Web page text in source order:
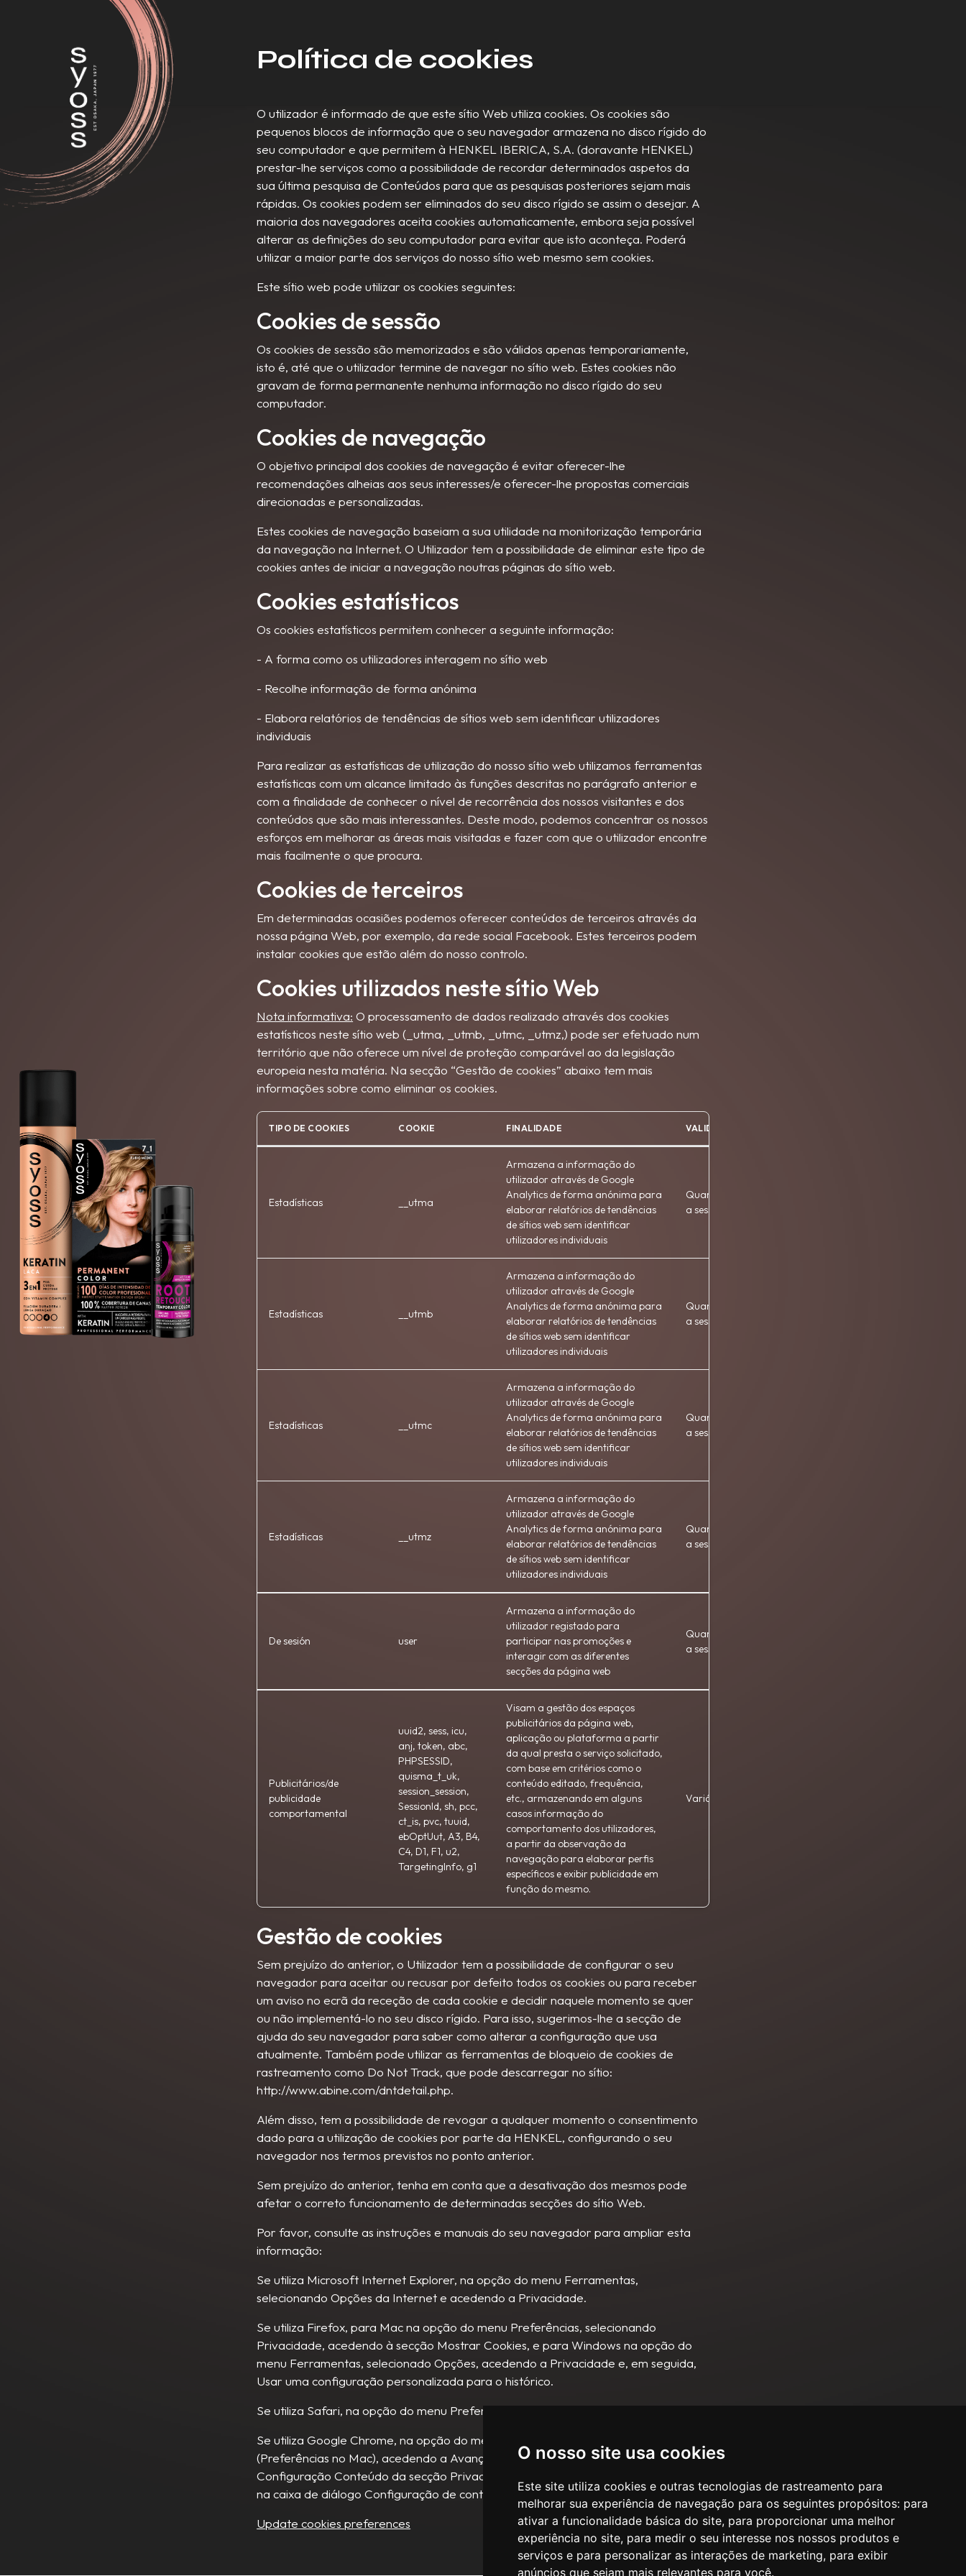
O nosso site usa cookies
Este site utiliza cookies e outras tecnologias de rastreamento para
melhorar sua experiência de navegação para os seguintes propósitos: para
ativar a funcionalidade básica do site, para proporcionar uma melhor
experiência no site, para medir o seu interesse nos nossos produtos e
serviços e para personalizar as interações de marketing, para exibir
anúncios que sejam mais relevantes para você.
Política de cookies
O utilizador é informado de que este sítio Web utiliza cookies. Os cookies são
pequenos blocos de informação que o seu navegador armazena no disco rígido do
seu computador e que permitem à HENKEL IBERICA, S.A. (doravante HENKEL)
prestar-lhe serviços como a possibilidade de recordar determinados aspetos da
sua última pesquisa de Conteúdos para que as pesquisas posteriores sejam mais
rápidas. Os cookies podem ser eliminados do seu disco rígido se assim o desejar. A
maioria dos navegadores aceita cookies automaticamente, embora seja possível
alterar as definições do seu computador para evitar que isto aconteça. Poderá
utilizar a maior parte dos serviços do nosso sítio web mesmo sem cookies.
Este sítio web pode utilizar os cookies seguintes:
Cookies de sessão
Os cookies de sessão são memorizados e são válidos apenas temporariamente,
isto é, até que o utilizador termine de navegar no sítio web. Estes cookies não
gravam de forma permanente nenhuma informação no disco rígido do seu
computador.
Cookies de navegação
O objetivo principal dos cookies de navegação é evitar oferecer-lhe
recomendações alheias aos seus interesses/e oferecer-lhe propostas comerciais
direcionadas e personalizadas.
Estes cookies de navegação baseiam a sua utilidade na monitorização temporária
da navegação na Internet. O Utilizador tem a possibilidade de eliminar este tipo de
cookies antes de iniciar a navegação noutras páginas do sítio web.
Cookies estatísticos
Os cookies estatísticos permitem conhecer a seguinte informação:
- A forma como os utilizadores interagem no sítio web
- Recolhe informação de forma anónima
- Elabora relatórios de tendências de sítios web sem identificar utilizadores
individuais
Para realizar as estatísticas de utilização do nosso sítio web utilizamos ferramentas
estatísticas com um alcance limitado às funções descritas no parágrafo anterior e
com a finalidade de conhecer o nível de recorrência dos nossos visitantes e dos
conteúdos que são mais interessantes. Deste modo, podemos concentrar os nossos
esforços em melhorar as áreas mais visitadas e fazer com que o utilizador encontre
mais facilmente o que procura.
Cookies de terceiros
Em determinadas ocasiões podemos oferecer conteúdos de terceiros através da
nossa página Web, por exemplo, da rede social Facebook. Estes terceiros podem
instalar cookies que estão além do nosso controlo.
Cookies utilizados neste sítio Web
Nota informativa: O processamento de dados realizado através dos cookies
estatísticos neste sítio web (_utma, _utmb, _utmc, _utmz,) pode ser efetuado num
território que não oferece um nível de proteção comparável ao da legislação
europeia nesta matéria. Na secção “Gestão de cookies” abaixo tem mais
informações sobre como eliminar os cookies.
TIPO DE COOKIES COOKIE FINALIDADE VALIDADE
Estadísticas __utma
Armazena a informação do
utilizador através de Google
Analytics de forma anónima para
elaborar relatórios de tendências
de sítios web sem identificar
utilizadores individuais
Quando termina
a sessão
Estadísticas __utmb
Armazena a informação do
utilizador através de Google
Analytics de forma anónima para
elaborar relatórios de tendências
de sítios web sem identificar
utilizadores individuais
Quando termina
a sessão
Estadísticas __utmc
Armazena a informação do
utilizador através de Google
Analytics de forma anónima para
elaborar relatórios de tendências
de sítios web sem identificar
utilizadores individuais
Quando termina
a sessão
Estadísticas __utmz
Armazena a informação do
utilizador através de Google
Analytics de forma anónima para
elaborar relatórios de tendências
de sítios web sem identificar
utilizadores individuais
Quando termina
a sessão
De sesión user
Armazena a informação do
utilizador registado para
participar nas promoções e
interagir com as diferentes
secções da página web
Quando termina
a sessão
Publicitários/de
publicidade
comportamental
uuid2, sess, icu,
anj, token, abc,
PHPSESSID,
quisma_t_uk,
session_session,
SessionId, sh, pcc,
ct_is, pvc, tuuid,
ebOptUut, A3, B4,
C4, D1, F1, u2,
TargetingInfo, g1
Visam a gestão dos espaços
publicitários da página web,
aplicação ou plataforma a partir
da qual presta o serviço solicitado,
com base em critérios como o
conteúdo editado, frequência,
etc., armazenando em alguns
casos informação do
comportamento dos utilizadores,
a partir da observação da
navegação para elaborar perfis
específicos e exibir publicidade em
função do mesmo.
Variável
Gestão de cookies
Sem prejuízo do anterior, o Utilizador tem a possibilidade de configurar o seu
navegador para aceitar ou recusar por defeito todos os cookies ou para receber
um aviso no ecrã da receção de cada cookie e decidir naquele momento se quer
ou não implementá-lo no seu disco rígido. Para isso, sugerimos-lhe a secção de
ajuda do seu navegador para saber como alterar a configuração que usa
atualmente. Também pode utilizar as ferramentas de bloqueio de cookies de
rastreamento como Do Not Track, que pode descarregar no sítio:
http://www.abine.com/dntdetail.php.
Além disso, tem a possibilidade de revogar a qualquer momento o consentimento
dado para a utilização de cookies por parte da HENKEL, configurando o seu
navegador nos termos previstos no ponto anterior.
Sem prejuízo do anterior, tenha em conta que a desativação dos mesmos pode
afetar o correto funcionamento de determinadas secções do sítio Web.
Por favor, consulte as instruções e manuais do seu navegador para ampliar esta
informação:
Se utiliza Microsoft Internet Explorer, na opção do menu Ferramentas,
selecionando Opções da Internet e acedendo a Privacidade.
Se utiliza Firefox, para Mac na opção do menu Preferências, selecionando
Privacidade, acedendo à secção Mostrar Cookies, e para Windows na opção do
menu Ferramentas, selecionado Opções, acedendo a Privacidade e, em seguida,
Usar uma configuração personalizada para o histórico.
Se utiliza Safari, na opção do menu Preferências, selecionando Privacidade.
Se utiliza Google Chrome, na opção do menu Ferramentas, selecionando Opções
(Preferências no Mac), acedendo a Avançadas e, em seguida, na opção de
Configuração Conteúdo da secção Privacidade, e finalmente assinalando Cookies
na caixa de diálogo Configuração de conteúdo.
Update cookies preferences